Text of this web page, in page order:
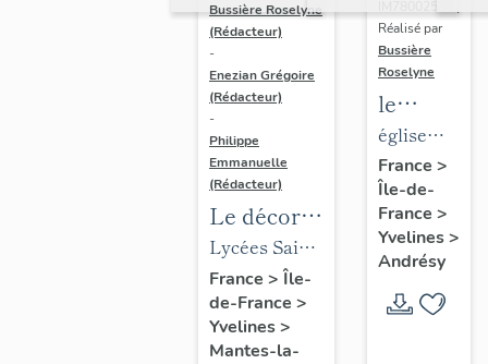
Bussière Roselyne
(Rédacteur)
-
Enezian Grégoire
(Rédacteur)
-
Philippe
Emmanuelle
(Rédacteur)
Le décor
des lycées
de Mantes
Lycées Saint-
Exupéry et
Jean Rostand
France > Île-
de-France >
Yvelines>
Mantes-la-
Réalisé par
Bussière
Roselyne
le
mobilier
de
l'église
Saint-
Germain-
de-
Paris
église
paroissiale
Saint-
Germain
France >
Île-de-
France >
Yvelines>
Andrésy